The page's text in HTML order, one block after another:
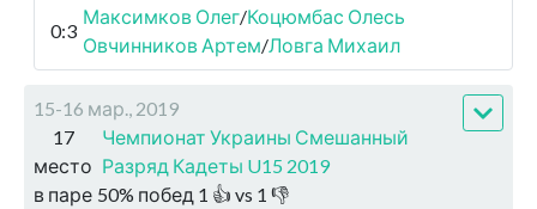
0:3
Максимков Олег/Коцюмбас Олесь
Овчинников Артем/Ловга Михаил
15-16 мар., 2019
17
место
Чемпионат Украины Смешанный
Разряд Кадеты U15 2019
в паре 50% побед 1 👍 vs 1 👎